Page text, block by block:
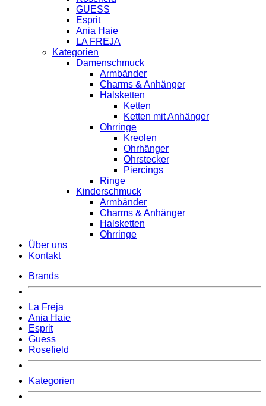
GUESS
Esprit
Ania Haie
LA FREJA
Kategorien
Damenschmuck
Armbänder
Charms & Anhänger
Halsketten
Ketten
Ketten mit Anhänger
Ohrringe
Kreolen
Ohrhänger
Ohrstecker
Piercings
Ringe
Kinderschmuck
Armbänder
Charms & Anhänger
Halsketten
Ohrringe
Über uns
Kontakt
Brands
La Freja
Ania Haie
Esprit
Guess
Rosefield
Kategorien